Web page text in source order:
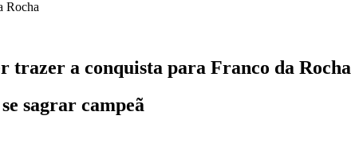
trazer a conquista para Franco da Rocha
sagrar campeã